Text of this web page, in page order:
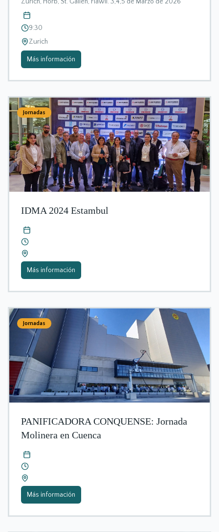
9:30
Zurich
Más información
Jornadas
IDMA 2024 Estambul
Más información
Jornadas
PANIFICADORA CONQUENSE: Jornada
Molinera en Cuenca
Más información